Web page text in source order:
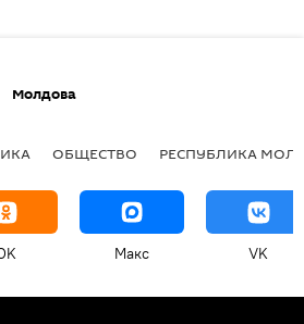
Молдова
ОБЩЕСТВО РЕСПУБЛИКА
Макс VK